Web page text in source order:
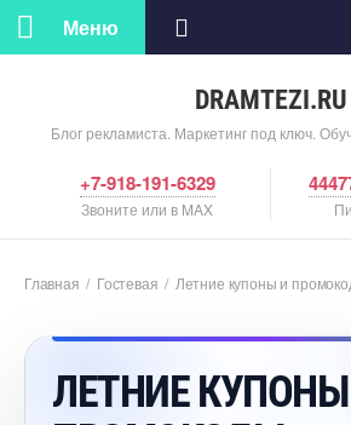
DRAMTEZI.RU
Блог рекламиста. Маркетинг под ключ.
Меню
+7-918-191-6329
Звоните или в MAX
Главная / Гостевая / Летние купоны и
ЛЕТНИЕ